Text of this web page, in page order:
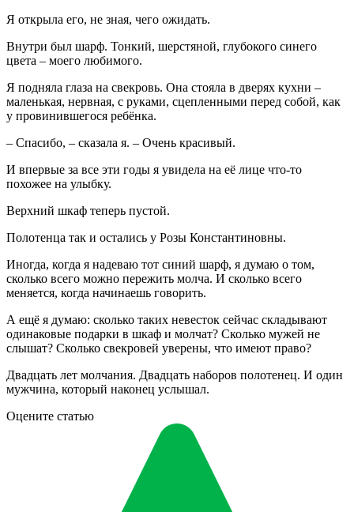
Я открыла его, не зная, чего ожидать.
Внутри был шарф. Тонкий, шерстяной, глубокого синего
цвета – моего любимого.
Я подняла глаза на свекровь. Она стояла в дверях кухни –
маленькая, нервная, с руками, сцепленными перед собой, как
у провинившегося ребёнка.
– Спасибо, – сказала я. – Очень красивый.
И впервые за все эти годы я увидела на её лице что-то
похожее на улыбку.
Верхний шкаф теперь пустой.
Полотенца так и остались у Розы Константиновны.
Иногда, когда я надеваю тот синий шарф, я думаю о том,
сколько всего можно пережить молча. И сколько всего
меняется, когда начинаешь говорить.
А ещё я думаю: сколько таких невесток сейчас складывают
одинаковые подарки в шкаф и молчат? Сколько мужей не
слышат? Сколько свекровей уверены, что имеют право?
Двадцать лет молчания. Двадцать наборов полотенец. И один
мужчина, который наконец услышал.
Оцените статью